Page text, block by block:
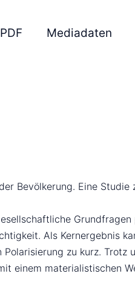
Mediadaten
Bevölkerung. Eine Studie
Als Kernergebnis
zu kurz. Trotz
einem materialistischen